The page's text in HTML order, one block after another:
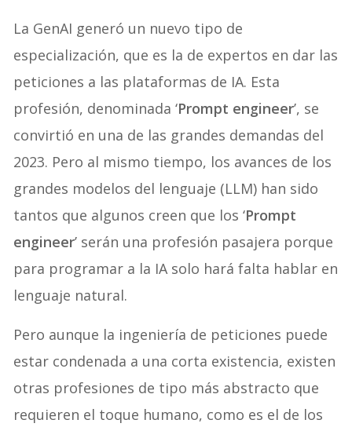
La GenAI generó un nuevo tipo de
especialización, que es la de expertos en dar las
peticiones a las plataformas de IA. Esta
profesión, denominada ‘Prompt engineer’, se
convirtió en una de las grandes demandas del
2023. Pero al mismo tiempo, los avances de los
grandes modelos del lenguaje (LLM) han sido
tantos que algunos creen que los ‘Prompt
engineer’ serán una profesión pasajera porque
para programar a la IA solo hará falta hablar en
lenguaje natural.
Pero aunque la ingeniería de peticiones puede
estar condenada a una corta existencia, existen
otras profesiones de tipo más abstracto que
requieren el toque humano, como es el de los